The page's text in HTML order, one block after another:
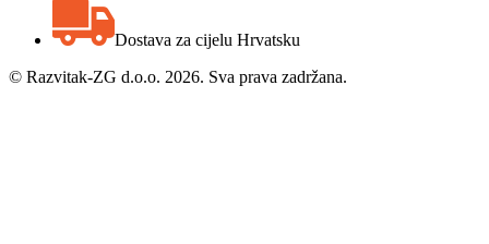
Dostava za cijelu Hrvatsku
© Razvitak-ZG d.o.o. 2026. Sva prava zadržana.